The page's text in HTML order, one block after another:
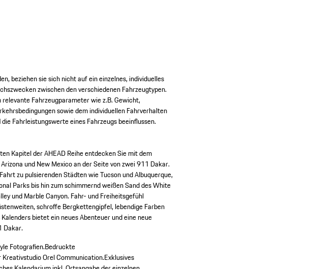
beziehen sie sich nicht auf ein einzelnes, individuelles
zwischen den verschiedenen Fahrzeugtypen.
Fahrzeugparameter wie z.B. Gewicht,
sowie dem individuellen Fahrverhalten
Fahrleistungswerte eines Fahrzeugs beeinflussen.
Kapitel der AHEAD Reihe entdecken Sie mit dem
und New Mexico an der Seite von zwei 911 Dakar.
zu pulsierenden Städten wie Tucson und Albuquerque,
Parks bis hin zum schimmernd weißen Sand des White
und Marble Canyon. Fahr- und Freiheitsgefühl
schroffe Bergkettengipfel, lebendige Farben
bietet ein neues Abenteuer und eine neue
Dakar.
Fotografien.Bedruckte
Orel Communication.Exklusives